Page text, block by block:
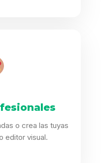
o crea las tuyas
editor visual.